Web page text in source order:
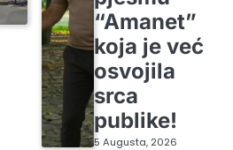
“Amanet”
koja je već
osvojila
srca
publike!
5 Augusta, 2026